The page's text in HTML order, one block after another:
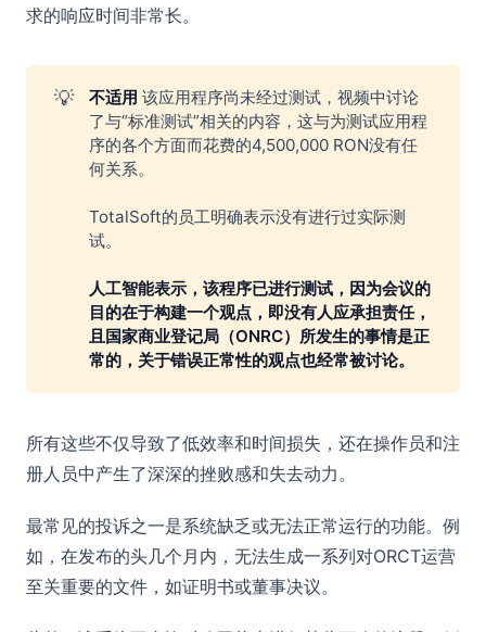
求的响应时间非常长。
💡 不适用 该应用程序尚未经过测试，视频中讨论
了与“标准测试”相关的内容，这与为测试应用程
序的各个方面而花费的4,500,000 RON没有任
何关系。
TotalSoft的员工明确表示没有进行过实际测
试。
人工智能表示，该程序已进行测试，因为会议的
目的在于构建一个观点，即没有人应承担责任，
且国家商业登记局（ONRC）所发生的事情是正
常的，关于错误正常性的观点也经常被讨论。
所有这些不仅导致了低效率和时间损失，还在操作员和注
册人员中产生了深深的挫败感和失去动力。
最常见的投诉之一是系统缺乏或无法正常运行的功能。例
如，在发布的头几个月内，无法生成一系列对ORCT运营
至关重要的文件，如证明书或董事决议。